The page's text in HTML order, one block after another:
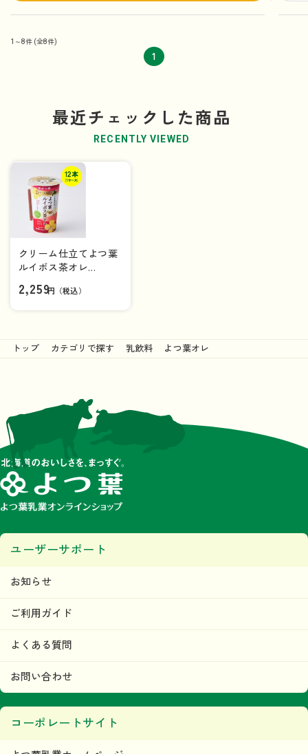
1～8件 (全8件)
1
最近チェックした商品
RECENTLY VIEWED
クリーム仕立てよつ葉
ルイボス茶オレ
ース）
2,259円（税込）
トップ カテゴリで探す 乳飲料 よつ葉オレ
ユーザーサポート
お知らせ
ご利用ガイド
よくある質問
お問い合わせ
コーポレートサイト